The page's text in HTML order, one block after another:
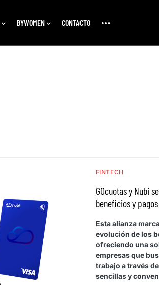
BYWOMEN CONTACTO
FINTECH
GOcuotas y Nubi
beneficios y
Esta alianza
evolución de los
ofreciendo una
empresas que
trabajo a través
sencillas y